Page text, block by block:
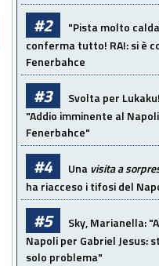
#2
"Pista molto
conferma tutto! RAI: si è
Fenerbahce
#3
Svolta per
"Addio imminente al
Fenerbahce"
#4 Una visita a
ha riacceso i tifosi del
#5
Sky, Marianella:
Napoli per Gabriel Jesus:
solo problema"